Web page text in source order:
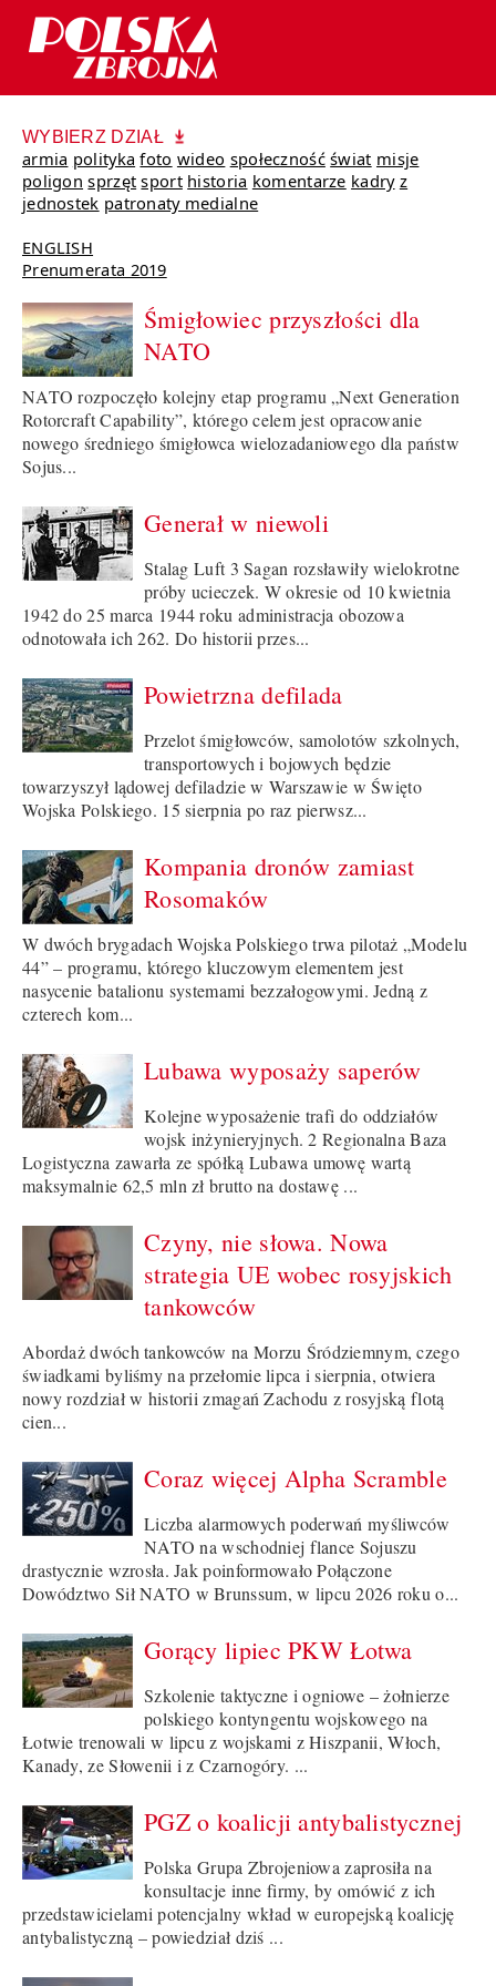
WYBIERZ DZIAŁ
armia polityka foto wideo społeczność świat misje
poligon sprzęt sport historia komentarze kadry z
jednostek patronaty medialne
ENGLISH
Prenumerata 2019
Śmigłowiec przyszłości dla
NATO
NATO rozpoczęło kolejny etap programu „Next Generation
Rotorcraft Capability”, którego celem jest opracowanie
nowego średniego śmigłowca wielozadaniowego dla państw
Sojus...
Generał w niewoli
Stalag Luft 3 Sagan rozsławiły wielokrotne
próby ucieczek. W okresie od 10 kwietnia
1942 do 25 marca 1944 roku administracja obozowa
odnotowała ich 262. Do historii przes...
Powietrzna defilada
Przelot śmigłowców, samolotów szkolnych,
transportowych i bojowych będzie
towarzyszył lądowej defiladzie w Warszawie w Święto
Wojska Polskiego. 15 sierpnia po raz pierwsz...
Kompania dronów zamiast
Rosomaków
W dwóch brygadach Wojska Polskiego trwa pilotaż „Modelu
44” – programu, którego kluczowym elementem jest
nasycenie batalionu systemami bezzałogowymi. Jedną z
czterech kom...
Lubawa wyposaży saperów
Kolejne wyposażenie trafi do oddziałów
wojsk inżynieryjnych. 2 Regionalna Baza
Logistyczna zawarła ze spółką Lubawa umowę wartą
maksymalnie 62,5 mln zł brutto na dostawę ...
Czyny, nie słowa. Nowa
strategia UE wobec rosyjskich
tankowców
Abordaż dwóch tankowców na Morzu Śródziemnym, czego
świadkami byliśmy na przełomie lipca i sierpnia, otwiera
nowy rozdział w historii zmagań Zachodu z rosyjską flotą
cien...
Coraz więcej Alpha Scramble
Liczba alarmowych poderwań myśliwców
NATO na wschodniej flance Sojuszu
drastycznie wzrosła. Jak poinformowało Połączone
Dowództwo Sił NATO w Brunssum, w lipcu 2026 roku o...
Gorący lipiec PKW Łotwa
Szkolenie taktyczne i ogniowe – żołnierze
polskiego kontyngentu wojskowego na
Łotwie trenowali w lipcu z wojskami z Hiszpanii, Włoch,
Kanady, ze Słowenii i z Czarnogóry. ...
PGZ o koalicji antybalistycznej
Polska Grupa Zbrojeniowa zaprosiła na
konsultacje inne firmy, by omówić z ich
przedstawicielami potencjalny wkład w europejską koalicję
antybalistyczną – powiedział dziś ...